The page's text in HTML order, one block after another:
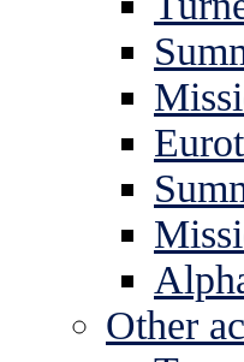
Other